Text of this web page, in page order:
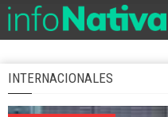
INTERNACIONALES